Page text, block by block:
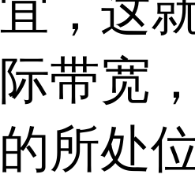
，这
带宽
所处